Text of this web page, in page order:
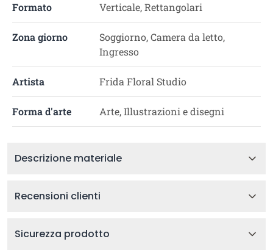
Formato Verticale, Rettangolari
Zona giorno
Soggiorno, Camera da letto,
Ingresso
Artista Frida Floral Studio
Forma d'arte Arte, Illustrazioni e disegni
Descrizione materiale
Recensioni clienti
Sicurezza prodotto